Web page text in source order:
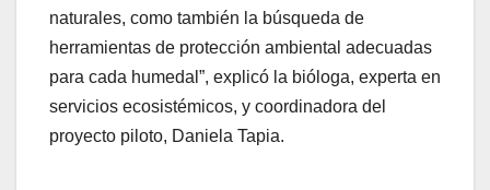
naturales, como también la búsqueda de
herramientas de protección ambiental adecuadas
para cada humedal”, explicó la bióloga, experta en
servicios ecosistémicos, y coordinadora del
proyecto piloto, Daniela Tapia.